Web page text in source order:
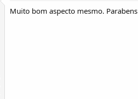
e
s
Muito bom aspecto mesmo. Parabens